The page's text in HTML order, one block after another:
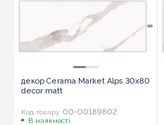
декор Cerama Market Alps 30x80
decor matt
Код товару: 00-00189802
В наявності